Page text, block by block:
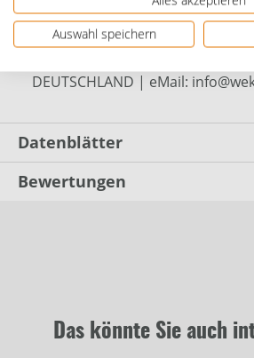
Ablagefläche
Herstellerinformationen: WEKA
DEUTSCHLAND | eMail:
Datenblätter
Bewertungen
Das könnte Sie auch
Auswahl speichern